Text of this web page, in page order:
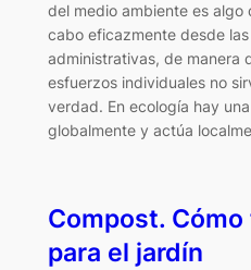
del medio ambiente es algo
cabo eficazmente desde
administrativas, de manera
esfuerzos individuales no
verdad. En ecología hay
globalmente y actúa
Compost.
para el jardín